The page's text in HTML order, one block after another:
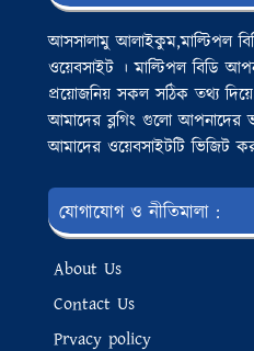
আসসালামু আলাইকুম,মাল্টিপল
ওয়েবসাইট । মাল্টিপল বিডি
প্রয়োজনিয় সকল সঠিক তথ্য
আমাদের ব্লগিং গুলো আপনাদের
আমাদের ওয়েবসাইটটি ভিজিট
যোগাযোগ ও নীতিমালা :
About Us
Contact Us
Prvacy policy